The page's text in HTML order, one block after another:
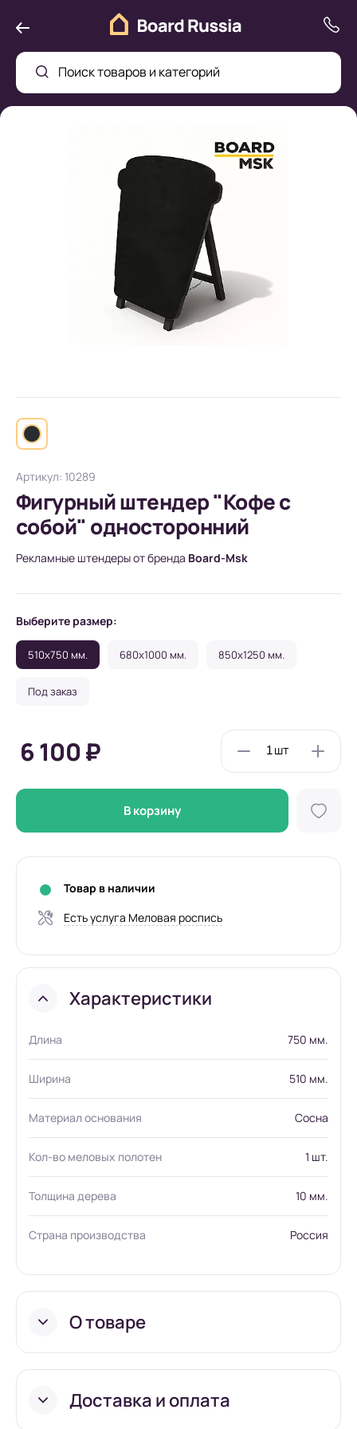
Поиск товаров и категорий
Артикул: 10289
Фигурный штендер "Кофе с
собой" односторонний
Рекламные штендеры от бренда Board-Msk
Выберите размер:
510x750 мм. 680x1000 мм. 850x1250 мм.
Под заказ
6 100 ₽
В корзину
Товар в наличии
Есть услуга Меловая роспись
Характеристики
Длина 750 мм.
Ширина 510 мм.
Материал основания Сосна
Кол-во меловых полотен 1 шт.
Толщина дерева 10 мм.
Страна производства Россия
О товаре
Доставка и оплата